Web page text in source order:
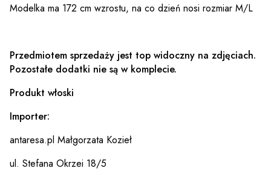
Modelka ma 172 cm wzrostu, na co dzień nosi rozmiar M/L
Przedmiotem sprzedaży jest top widoczny na zdjęciach.
Pozostałe dodatki nie są w komplecie.
Produkt włoski
Importer:
antaresa.pl Małgorzata Kozieł
ul. Stefana Okrzei 18/5